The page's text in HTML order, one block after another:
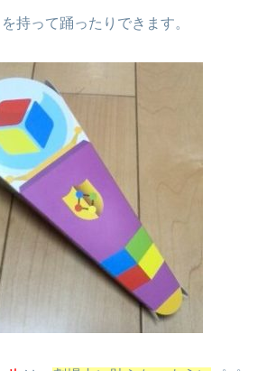
持って踊ったりできます。